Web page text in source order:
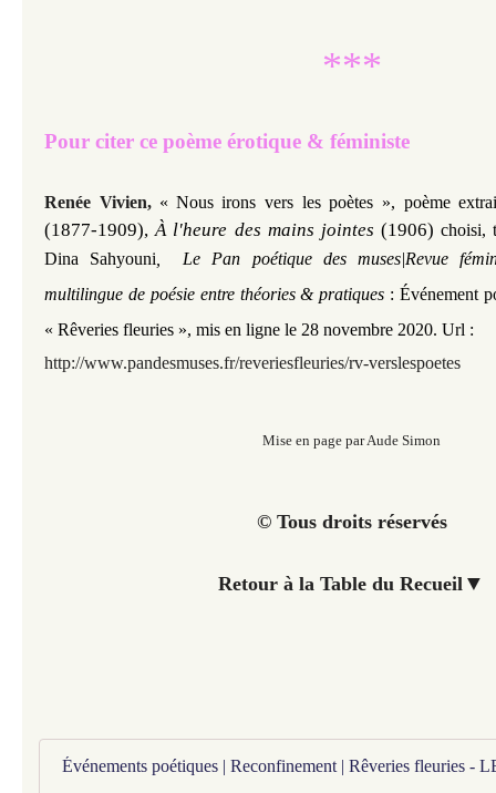
***
Pour citer ce poème érotique & féministe
Renée Vivien, « Nous irons vers les poètes », poème
(1877-1909), À l'heure des mains jointes (1906) choisi,
Dina Sahyouni
Le Pan poétique des muses|Revue
multilingue de poésie entre théories & pratiques : Événement
« Rêveries fleuries », mis en ligne le 28 novembre 2020. Url :
http://www.pandesmuses.fr/reveriesfleuries/rv-verslespoetes
Mise en page par Aude Simon
© Tous droits réservés
Retour à la Table du Recueil ▼